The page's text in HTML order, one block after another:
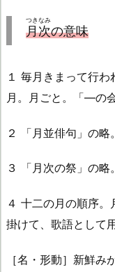
月次
つきなみ
の意味
１ 毎月きまって行
月。月ごと。「―の会
２ 「月並俳句」の略。
３ 「月次の祭」の略。
４ 十二の月の順序
掛けて、歌語として
［名・形動］新鮮み